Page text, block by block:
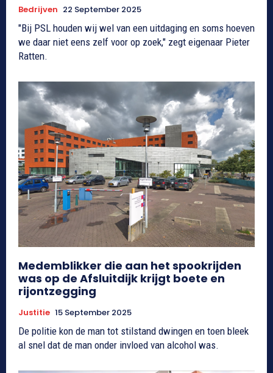
Bedrijven 22 September 2025
"Bij PSL houden wij wel van een uitdaging en soms hoeven
we daar niet eens zelf voor op zoek," zegt eigenaar Pieter
Ratten.
Medemblikker die aan het spookrijden
was op de Afsluitdijk krijgt boete en
rijontzegging
Justitie 15 September 2025
De politie kon de man tot stilstand dwingen en toen bleek
al snel dat de man onder invloed van alcohol was.